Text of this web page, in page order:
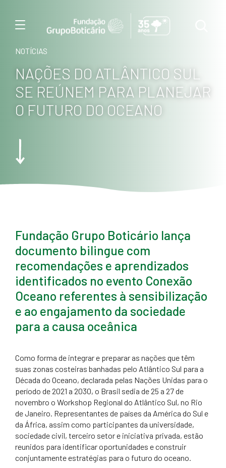
Menu
NOTÍCIAS
NAÇÕES DO ATLÂNTICO SUL
SE REÚNEM PARA PLANEJAR
O FUTURO DO OCEANO
Fundação Grupo Boticário lança
documento bilingue com
recomendações e aprendizados
identificados no evento Conexão
Oceano referentes à sensibilização
e ao engajamento da sociedade
para a causa oceânica
​Como forma de integrar e preparar as nações que têm
suas zonas costeiras banhadas pelo Atlântico Sul para a
Década do Oceano, declarada pelas Nações Unidas para o
período de 2021 a 2030, o Brasil sedia de 25 a 27 de
novembro o Workshop Regional do Atlântico Sul, no Rio
de Janeiro. Representantes de países da América do Sul e
da África, assim como participantes da universidade,
sociedade civil, terceiro setor e iniciativa privada, estão
reunidos para identificar oportunidades e construir
conjuntamente estratégias para o futuro do oceano.